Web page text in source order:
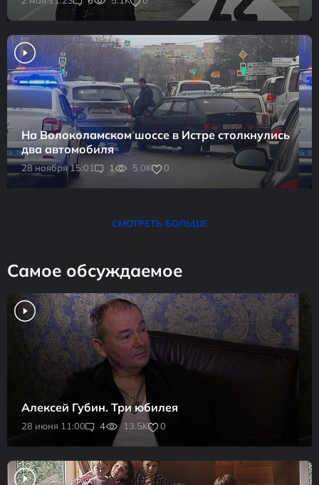
28 ноября 15:01 1 5.0K 0
На Волоколамском шоссе в Истре столкнулись
два автомобиля
СМОТРЕТЬ БОЛЬШЕ
Самое обсуждаемое
28 июня 11:00 4 13.5K 0
Алексей Губин. Три юбилея